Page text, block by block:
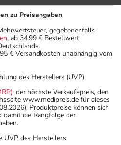
zu Preisangaben
gegebenenfalls
, ab 34,99 € Bestellwert
€ Versandkosten unabhängig vom
des Herstellers (UVP)
: der höchste Verkaufspreis, den
www.medipreis.de für dieses
Produktpreise können sich
damit die Rangfolge der
UVP des Herstellers